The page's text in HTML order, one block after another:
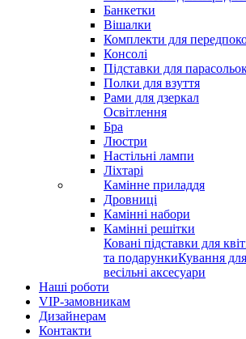
Банкетки
Вішалки
Комплекти для
Консолі
Підставки для
Полки для взуття
Рами для дзеркал
Освітлення
Бра
Люстри
Настільні лампи
Ліхтарі
Камінне приладдя
Дровниці
Камінні набори
Камінні решітки
Ковані підставки для
та подарункиКування
весільні аксесуари
Наші роботи
VIP-замовникам
Дизайнерам
Контакти